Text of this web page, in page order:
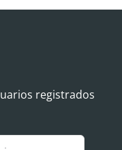
registrados